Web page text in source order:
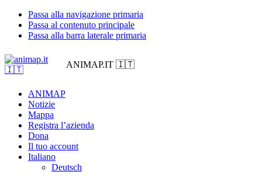
Passa alla navigazione primaria
Passa al contenuto principale
Passa alla barra laterale primaria
ANIMAP.IT 🇮🇹
ANIMAP
Notizie
Mappa
Registra l’azienda
Dona
Il tuo account
Italiano
Deutsch